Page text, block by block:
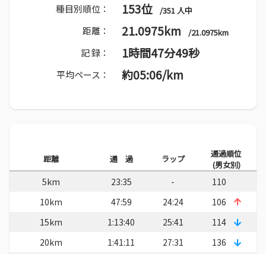
種目別順位： 153位 /351 人中
距離： 21.0975km /21.0975km
記 録： 1時間47分49秒
平均ペース： 約05:06/km
距離 通 過 ラップ
通過順位
(男女別)
5km 23:35 -
110
10km
47:59 24:24
106
15km
1:13:40 25:41
114
20km
1:41:11 27:31
136